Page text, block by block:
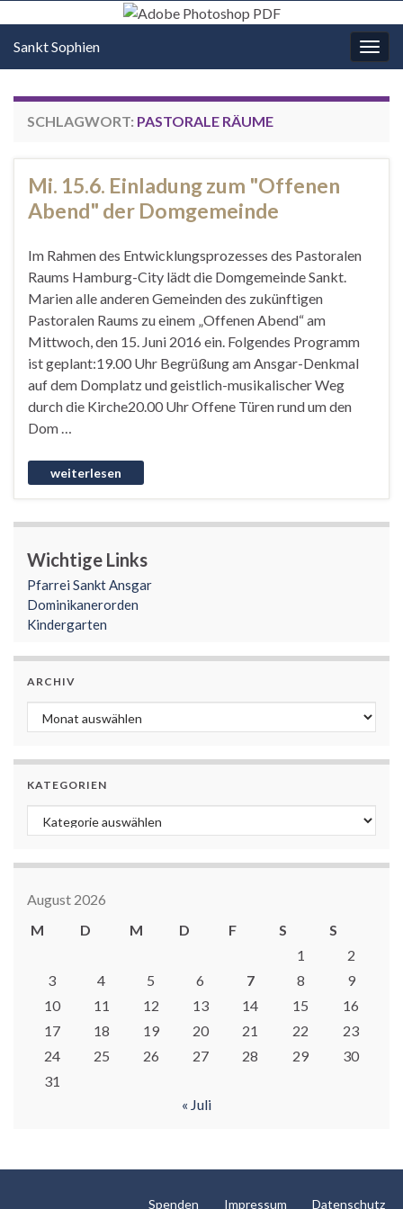
Sankt Sophien
SCHLAGWORT: PASTORALE RÄUME
Mi. 15.6. Einladung zum "Offenen
Abend" der Domgemeinde
Im Rahmen des Entwicklungsprozesses des Pastoralen
Raums Hamburg-City lädt die Domgemeinde Sankt.
Marien alle anderen Gemeinden des zukünftigen
Pastoralen Raums zu einem „Offenen Abend“ am
Mittwoch, den 15. Juni 2016 ein. Folgendes Programm
ist geplant:19.00 Uhr Begrüßung am Ansgar-Denkmal
auf dem Domplatz und geistlich-musikalischer Weg
durch die Kirche20.00 Uhr Offene Türen rund um den
Dom …
Wichtige Links
Pfarrei Sankt Ansgar
Dominikanerorden
Kindergarten
ARCHIV
Archiv
KATEGORIEN
Kategorien
August 2026
M
D M D F S
S
1
2
3
4 5 6 7 8
9
10
11 12 13 14 15
16
17
18 19 20 21 22
23
24
25 26 27 28 29
30
31
« Juli
Spenden Impressum Datenschutz